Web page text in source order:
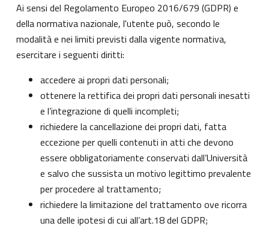
Ai sensi del Regolamento Europeo 2016/679 (GDPR) e
della normativa nazionale, l'utente può, secondo le
modalità e nei limiti previsti dalla vigente normativa,
esercitare i seguenti diritti:
accedere ai propri dati personali;
ottenere la rettifica dei propri dati personali inesatti
e l’integrazione di quelli incompleti;
richiedere la cancellazione dei propri dati, fatta
eccezione per quelli contenuti in atti che devono
essere obbligatoriamente conservati dall’Università
e salvo che sussista un motivo legittimo prevalente
per procedere al trattamento;
richiedere la limitazione del trattamento ove ricorra
una delle ipotesi di cui all’art.18 del GDPR;